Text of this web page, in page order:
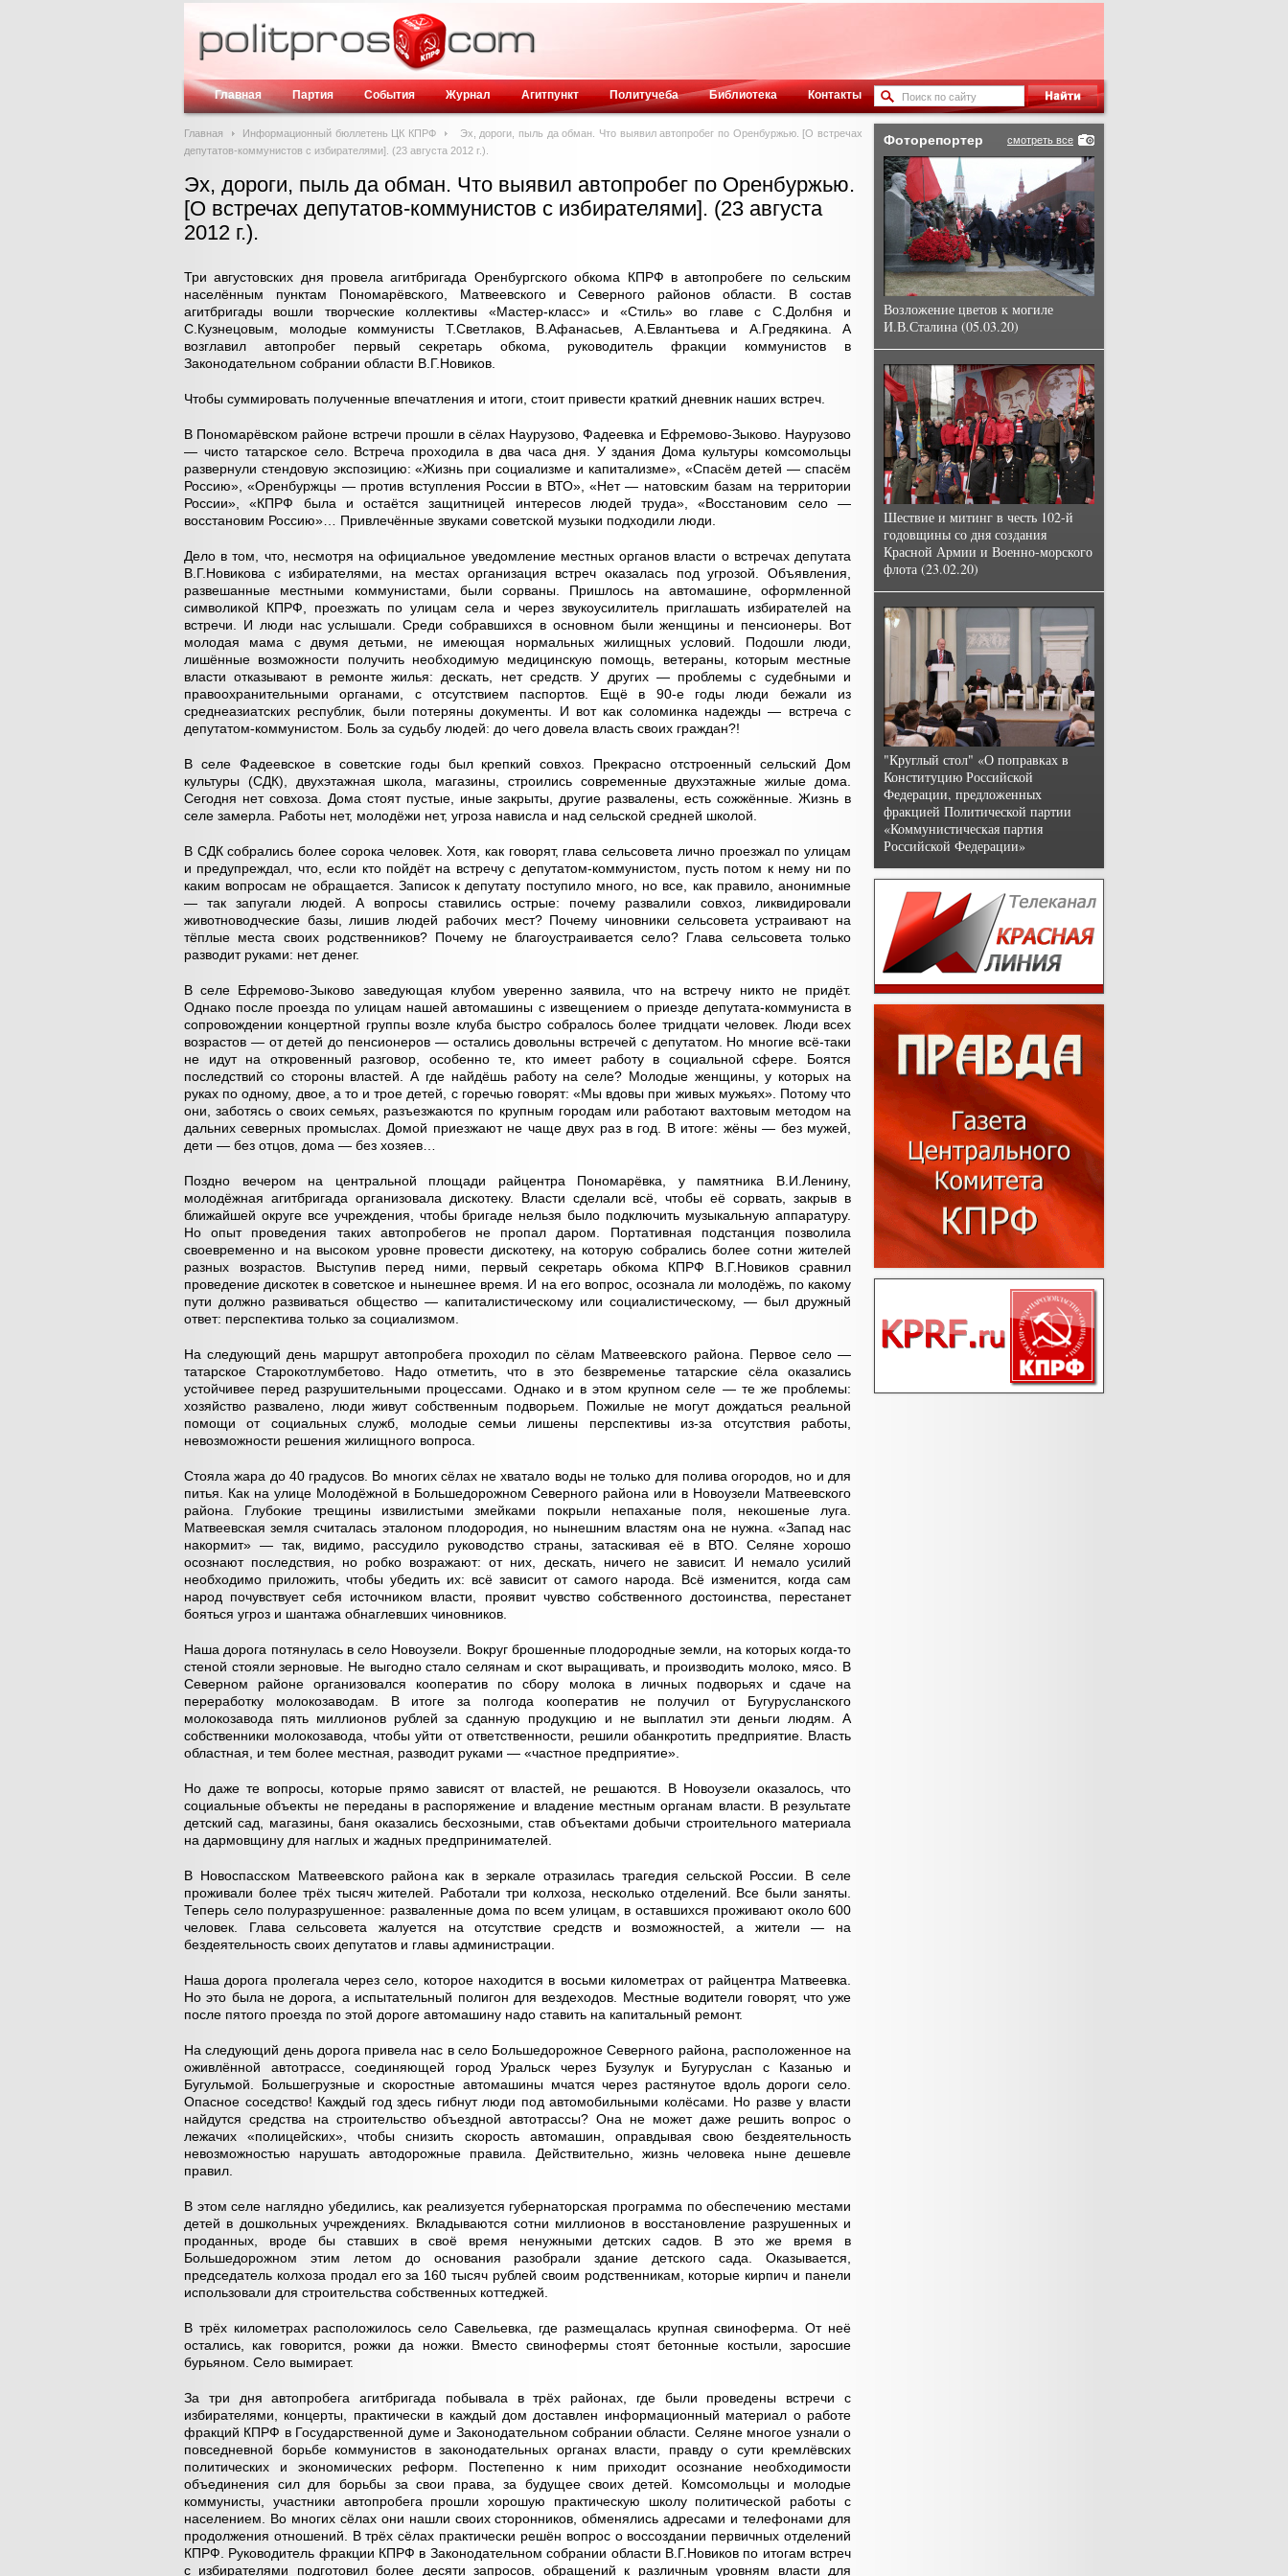
Главная Партия События Журнал Агитпункт Политучеба Библиотека Контакты
Главная Информационный бюллетень ЦК КПРФ
Эх, дороги, пыль да обман. Что выявил автопробег по Оренбуржью. [О встречах
депутатов-коммунистов с избирателями]. (23 августа 2012 г.).
Эх, дороги, пыль да обман. Что выявил автопробег по Оренбуржью.
[О встречах депутатов-коммунистов с избирателями]. (23 августа
2012 г.).
Три августовских дня провела агитбригада Оренбургского обкома КПРФ в автопробеге по сельским
населённым пунктам Пономарёвского, Матвеевского и Северного районов области. В состав
агитбригады вошли творческие коллективы «Мастер-класс» и «Стиль» во главе с С.Долбня и
С.Кузнецовым, молодые коммунисты Т.Светлаков, В.Афанасьев, А.Евлантьева и А.Гредякина. А
возглавил автопробег первый секретарь обкома, руководитель фракции коммунистов в
Законодательном собрании области В.Г.Новиков.
Чтобы суммировать полученные впечатления и итоги, стоит привести краткий дневник наших встреч.
В Пономарёвском районе встречи прошли в сёлах Наурузово, Фадеевка и Ефремово-Зыково. Наурузово
— чисто татарское село. Встреча проходила в два часа дня. У здания Дома культуры комсомольцы
развернули стендовую экспозицию: «Жизнь при социализме и капитализме», «Спасём детей — спасём
Россию», «Оренбуржцы — против вступления России в ВТО», «Нет — натовским базам на территории
России», «КПРФ была и остаётся защитницей интересов людей труда», «Восстановим село —
восстановим Россию»… Привлечённые звуками советской музыки подходили люди.
Дело в том, что, несмотря на официальное уведомление местных органов власти о встречах депутата
В.Г.Новикова с избирателями, на местах организация встреч оказалась под угрозой. Объявления,
развешанные местными коммунистами, были сорваны. Пришлось на автомашине, оформленной
символикой КПРФ, проезжать по улицам села и через звукоусилитель приглашать избирателей на
встречи. И люди нас услышали. Среди собравшихся в основном были женщины и пенсионеры. Вот
молодая мама с двумя детьми, не имеющая нормальных жилищных условий. Подошли люди,
лишённые возможности получить необходимую медицинскую помощь, ветераны, которым местные
власти отказывают в ремонте жилья: дескать, нет средств. У других — проблемы с судебными и
правоохранительными органами, с отсутствием паспортов. Ещё в 90-е годы люди бежали из
среднеазиатских республик, были потеряны документы. И вот как соломинка надежды — встреча с
депутатом-коммунистом. Боль за судьбу людей: до чего довела власть своих граждан?!
В селе Фадеевское в советские годы был крепкий совхоз. Прекрасно отстроенный сельский Дом
культуры (СДК), двухэтажная школа, магазины, строились современные двухэтажные жилые дома.
Сегодня нет совхоза. Дома стоят пустые, иные закрыты, другие развалены, есть сожжённые. Жизнь в
селе замерла. Работы нет, молодёжи нет, угроза нависла и над сельской средней школой.
В СДК собрались более сорока человек. Хотя, как говорят, глава сельсовета лично проезжал по улицам
и предупреждал, что, если кто пойдёт на встречу с депутатом-коммунистом, пусть потом к нему ни по
каким вопросам не обращается. Записок к депутату поступило много, но все, как правило, анонимные
— так запугали людей. А вопросы ставились острые: почему развалили совхоз, ликвидировали
животноводческие базы, лишив людей рабочих мест? Почему чиновники сельсовета устраивают на
тёплые места своих родственников? Почему не благоустраивается село? Глава сельсовета только
разводит руками: нет денег.
В селе Ефремово-Зыково заведующая клубом уверенно заявила, что на встречу никто не придёт.
Однако после проезда по улицам нашей автомашины с извещением о приезде депутата-коммуниста в
сопровождении концертной группы возле клуба быстро собралось более тридцати человек. Люди всех
возрастов — от детей до пенсионеров — остались довольны встречей с депутатом. Но многие всё-таки
не идут на откровенный разговор, особенно те, кто имеет работу в социальной сфере. Боятся
последствий со стороны властей. А где найдёшь работу на селе? Молодые женщины, у которых на
руках по одному, двое, а то и трое детей, с горечью говорят: «Мы вдовы при живых мужьях». Потому что
они, заботясь о своих семьях, разъезжаются по крупным городам или работают вахтовым методом на
дальних северных промыслах. Домой приезжают не чаще двух раз в год. В итоге: жёны — без мужей,
дети — без отцов, дома — без хозяев…
Поздно вечером на центральной площади райцентра Пономарёвка, у памятника В.И.Ленину,
молодёжная агитбригада организовала дискотеку. Власти сделали всё, чтобы её сорвать, закрыв в
ближайшей округе все учреждения, чтобы бригаде нельзя было подключить музыкальную аппаратуру.
Но опыт проведения таких автопробегов не пропал даром. Портативная подстанция позволила
своевременно и на высоком уровне провести дискотеку, на которую собрались более сотни жителей
разных возрастов. Выступив перед ними, первый секретарь обкома КПРФ В.Г.Новиков сравнил
проведение дискотек в советское и нынешнее время. И на его вопрос, осознала ли молодёжь, по какому
пути должно развиваться общество — капиталистическому или социалистическому, — был дружный
ответ: перспектива только за социализмом.
На следующий день маршрут автопробега проходил по сёлам Матвеевского района. Первое село —
татарское Старокотлумбетово. Надо отметить, что в это безвременье татарские сёла оказались
устойчивее перед разрушительными процессами. Однако и в этом крупном селе — те же проблемы:
хозяйство развалено, люди живут собственным подворьем. Пожилые не могут дождаться реальной
помощи от социальных служб, молодые семьи лишены перспективы из-за отсутствия работы,
невозможности решения жилищного вопроса.
Стояла жара до 40 градусов. Во многих сёлах не хватало воды не только для полива огородов, но и для
питья. Как на улице Молодёжной в Большедорожном Северного района или в Новоузели Матвеевского
района. Глубокие трещины извилистыми змейками покрыли непаханые поля, некошеные луга.
Матвеевская земля считалась эталоном плодородия, но нынешним властям она не нужна. «Запад нас
накормит» — так, видимо, рассудило руководство страны, затаскивая её в ВТО. Селяне хорошо
осознают последствия, но робко возражают: от них, дескать, ничего не зависит. И немало усилий
необходимо приложить, чтобы убедить их: всё зависит от самого народа. Всё изменится, когда сам
народ почувствует себя источником власти, проявит чувство собственного достоинства, перестанет
бояться угроз и шантажа обнаглевших чиновников.
Наша дорога потянулась в село Новоузели. Вокруг брошенные плодородные земли, на которых когда-то
стеной стояли зерновые. Не выгодно стало селянам и скот выращивать, и производить молоко, мясо. В
Северном районе организовался кооператив по сбору молока в личных подворьях и сдаче на
переработку молокозаводам. В итоге за полгода кооператив не получил от Бугурусланского
молокозавода пять миллионов рублей за сданную продукцию и не выплатил эти деньги людям. А
собственники молокозавода, чтобы уйти от ответственности, решили обанкротить предприятие. Власть
областная, и тем более местная, разводит руками — «частное предприятие».
Но даже те вопросы, которые прямо зависят от властей, не решаются. В Новоузели оказалось, что
социальные объекты не переданы в распоряжение и владение местным органам власти. В результате
детский сад, магазины, баня оказались бесхозными, став объектами добычи строительного материала
на дармовщину для наглых и жадных предпринимателей.
В Новоспасском Матвеевского района как в зеркале отразилась трагедия сельской России. В селе
проживали более трёх тысяч жителей. Работали три колхоза, несколько отделений. Все были заняты.
Теперь село полуразрушенное: разваленные дома по всем улицам, в оставшихся проживают около 600
человек. Глава сельсовета жалуется на отсутствие средств и возможностей, а жители — на
бездеятельность своих депутатов и главы администрации.
Наша дорога пролегала через село, которое находится в восьми километрах от райцентра Матвеевка.
Но это была не дорога, а испытательный полигон для вездеходов. Местные водители говорят, что уже
после пятого проезда по этой дороге автомашину надо ставить на капитальный ремонт.
На следующий день дорога привела нас в село Большедорожное Северного района, расположенное на
оживлённой автотрассе, соединяющей город Уральск через Бузулук и Бугуруслан с Казанью и
Бугульмой. Большегрузные и скоростные автомашины мчатся через растянутое вдоль дороги село.
Опасное соседство! Каждый год здесь гибнут люди под автомобильными колёсами. Но разве у власти
найдутся средства на строительство объездной автотрассы? Она не может даже решить вопрос о
лежачих «полицейских», чтобы снизить скорость автомашин, оправдывая свою бездеятельность
невозможностью нарушать автодорожные правила. Действительно, жизнь человека ныне дешевле
правил.
В этом селе наглядно убедились, как реализуется губернаторская программа по обеспечению местами
детей в дошкольных учреждениях. Вкладываются сотни миллионов в восстановление разрушенных и
проданных, вроде бы ставших в своё время ненужными детских садов. В это же время в
Большедорожном этим летом до основания разобрали здание детского сада. Оказывается,
председатель колхоза продал его за 160 тысяч рублей своим родственникам, которые кирпич и панели
использовали для строительства собственных коттеджей.
В трёх километрах расположилось село Савельевка, где размещалась крупная свиноферма. От неё
остались, как говорится, рожки да ножки. Вместо свинофермы стоят бетонные костыли, заросшие
бурьяном. Село вымирает.
За три дня автопробега агитбригада побывала в трёх районах, где были проведены встречи с
избирателями, концерты, практически в каждый дом доставлен информационный материал о работе
фракций КПРФ в Государственной думе и Законодательном собрании области. Селяне многое узнали о
повседневной борьбе коммунистов в законодательных органах власти, правду о сути кремлёвских
политических и экономических реформ. Постепенно к ним приходит осознание необходимости
объединения сил для борьбы за свои права, за будущее своих детей. Комсомольцы и молодые
коммунисты, участники автопробега прошли хорошую практическую школу политической работы с
населением. Во многих сёлах они нашли своих сторонников, обменялись адресами и телефонами для
продолжения отношений. В трёх сёлах практически решён вопрос о воссоздании первичных отделений
КПРФ. Руководитель фракции КПРФ в Законодательном собрании области В.Г.Новиков по итогам встреч
с избирателями подготовил более десяти запросов, обращений к различным уровням власти для
смотреть все
Фоторепортер
Возложение цветов к могиле
И.В.Сталина (05.03.20)
Шествие и митинг в честь 102-й
годовщины со дня создания
Красной Армии и Военно-морского
флота (23.02.20)
"Круглый стол" «О поправках в
Конституцию Российской
Федерации, предложенных
фракцией Политической партии
«Коммунистическая партия
Российской Федерации»